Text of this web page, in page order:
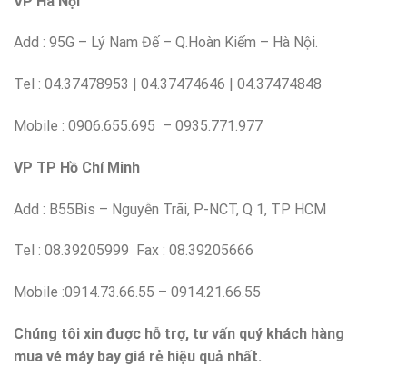
Add : 95G – Lý Nam Đế – Q.Hoàn Kiếm – Hà Nội.
Tel : 04.37478953 | 04.37474646 | 04.37474848
Mobile : 0906.655.695 – 0935.771.977
VP TP Hồ Chí Minh
Add : B55Bis – Nguyễn Trãi, P-NCT, Q 1, TP HCM
Tel : 08.39205999 Fax : 08.39205666
Mobile :0914.73.66.55 – 0914.21.66.55
Chúng tôi xin được hỗ trợ, tư vấn quý khách hàng
mua vé máy bay giá rẻ hiệu quả nhất.